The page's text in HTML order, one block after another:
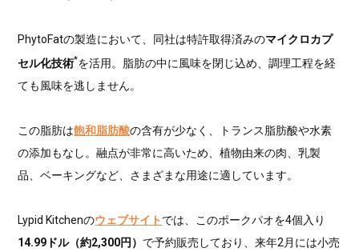
PhytoFatの製造において、同社は特許取得済みのマイクロカプ
セル化技術*を活用。脂肪の中に風味を閉じ込め、調理工程を経
ても風味を逃しません。
この脂肪は飽和脂肪酸の含有が少なく、トランス脂肪酸や水素
の添加もなし。融点が非常に高いため、植物由来の肉、乳製
品、ベーキングなど、さまざまな用途に適しています。
Lypid Kitchenのウェブサイト では、このポークパオを4個入り
14.99ドル（約2,300円） で予約販売しており、来年2月には小売